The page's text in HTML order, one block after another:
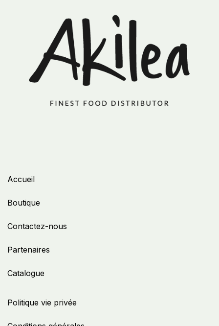
Politique vie privée
Accueil
Boutique
Contactez-nous
Partenaires
Catalogue